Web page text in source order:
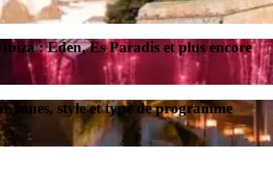
: Eden, Es Paradis et plus encore
zones, style et type de programme